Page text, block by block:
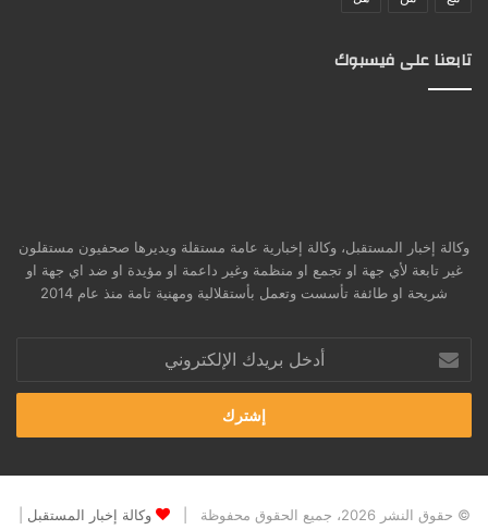
تابعنا على فيسبوك
وكالة إخبار المستقبل، وكالة إخبارية عامة مستقلة ويديرها صحفيون مستقلون
غير تابعة لأي جهة او تجمع او منظمة وغير داعمة او مؤيدة او ضد اي جهة او
شريحة او طائفة تأسست وتعمل بأستقلالية ومهنية تامة منذ عام 2014
أدخل
بريدك
الإلكتروني
© حقوق النشر 2026، جميع الحقوق محفوظة | وكالة إخبار المستقبل